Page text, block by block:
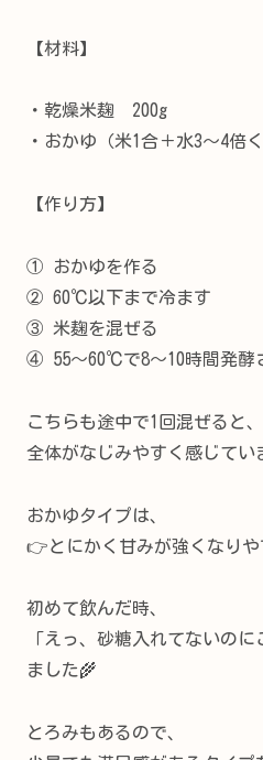
【材料】
・乾燥米麹 200g
・おかゆ（米1合＋水3〜4倍く
【作り方】
① おかゆを作る
② 60℃以下まで冷ます
③ 米麹を混ぜる
④ 55〜60℃で8〜10時間発酵
こちらも途中で1回混ぜると、
全体がなじみやすく感じてい
おかゆタイプは、
👉とにかく甘みが強くなり
初めて飲んだ時、
「えっ、砂糖入れてないの
ました🌾
とろみもあるので、